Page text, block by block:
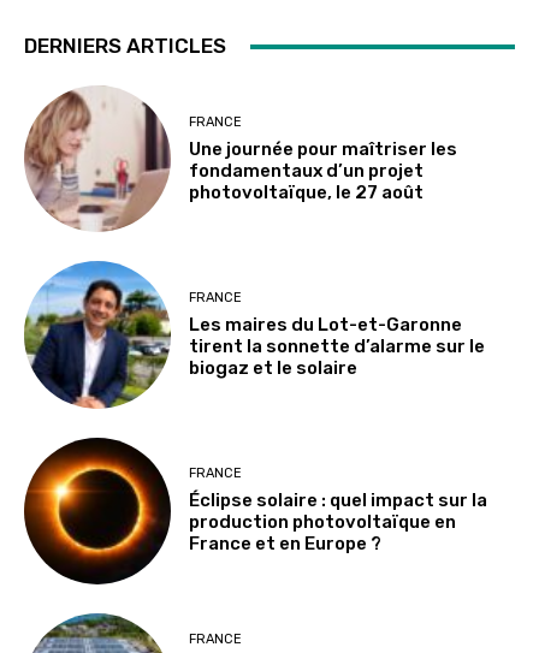
DERNIERS ARTICLES
FRANCE
Une journée pour maîtriser les
fondamentaux d’un projet
photovoltaïque, le 27 août
FRANCE
Les maires du Lot-et-Garonne
tirent la sonnette d’alarme sur le
biogaz et le solaire
FRANCE
Éclipse solaire : quel impact sur la
production photovoltaïque en
France et en Europe ?
FRANCE